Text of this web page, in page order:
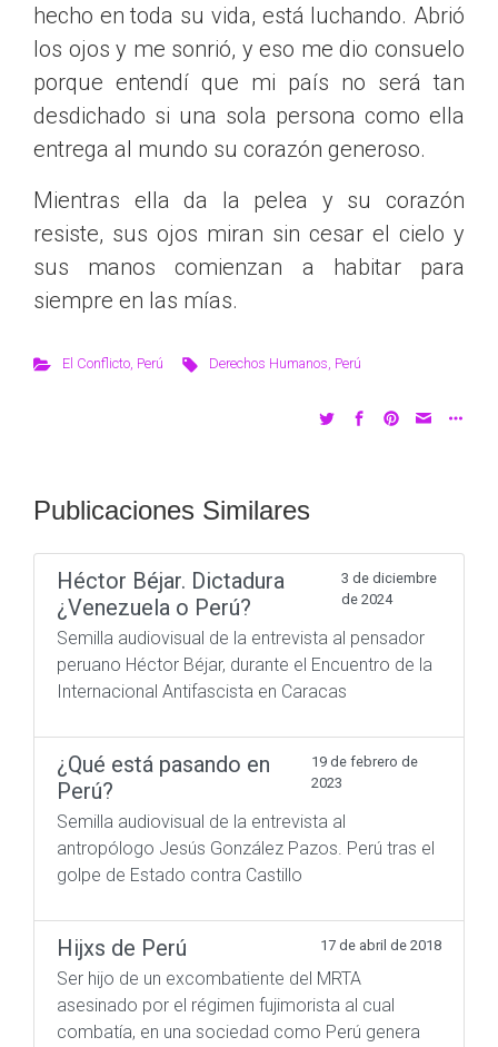
hecho en toda su vida, está luchando. Abrió
los ojos y me sonrió, y eso me dio consuelo
porque entendí que mi país no será tan
desdichado si una sola persona como ella
entrega al mundo su corazón generoso.
Mientras ella da la pelea y su corazón
resiste, sus ojos miran sin cesar el cielo y
sus manos comienzan a habitar para
siempre en las mías.
El Conflicto, Perú Derechos Humanos, Perú
Publicaciones Similares
Héctor Béjar. Dictadura
¿Venezuela o Perú?
3 de diciembre
de 2024
Semilla audiovisual de la entrevista al pensador
peruano Héctor Béjar, durante el Encuentro de la
Internacional Antifascista en Caracas
¿Qué está pasando en
Perú?
19 de febrero de
2023
Semilla audiovisual de la entrevista al
antropólogo Jesús González Pazos. Perú tras el
golpe de Estado contra Castillo
Hijxs de Perú 17 de abril de 2018
Ser hijo de un excombatiente del MRTA
asesinado por el régimen fujimorista al cual
combatía, en una sociedad como Perú genera